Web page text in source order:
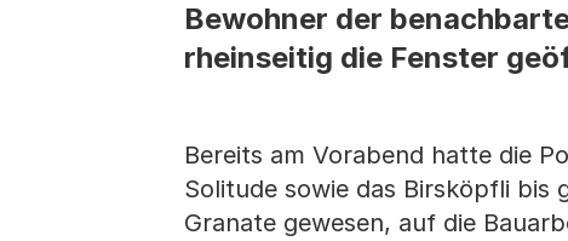
Bewohner der
rheinseitig die Fenster
Bereits am Vorabend hatte die
Solitude sowie das Birsköpfli bis
Granate gewesen, auf die